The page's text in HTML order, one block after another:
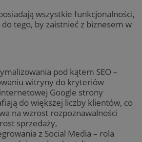
wszystkie funkcjonalności,
tego, by zaistnieć z biznesem w
pod kątem SEO –
witryny do kryteriów
Google strony
do większej liczby klientów, co
na wzrost rozpoznawalności
sprzedaży,
z Social Media – rola